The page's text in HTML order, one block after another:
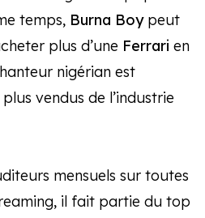
temps, Burna Boypeut
plus d’une Ferrari en
nigérian est
vendus de l’industrie
mensuels sur toutes
il fait partie du top